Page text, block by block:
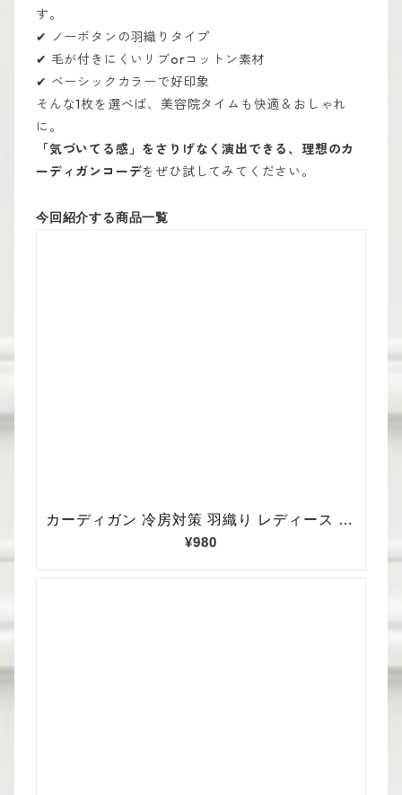
す。
✔ ノーボタンの羽織りタイプ
✔ 毛が付きにくいリブorコットン素材
✔ ベーシックカラーで好印象
そんな1枚を選べば、美容院タイムも快適＆おしゃれ
に。
「気づいてる感」をさりげなく演出できる、理想のカ
ーディガンコーデをぜひ試してみてください。
今回紹介する商品一覧